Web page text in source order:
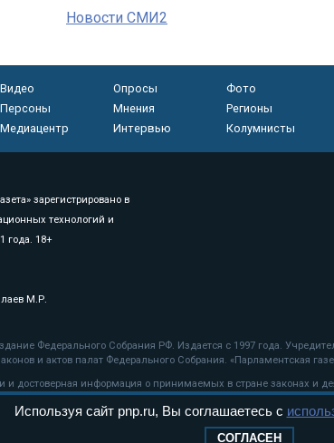
Новости СМИ2
Видео Опросы
Фото
Персоны
Мнения
Регионы
Медиацентр
Интервью Колумнисты
зарегистрировано в
технологий и
года. 18+
М.Р.
Федерального Собрания РФ. Издается с 1997 года.
и актов палат Федерального Собрания. «Парламентская
и достоверная информация о принимаемых в стране законах и
технологии
Используя сайт pnp.ru, Вы соглашаетесь с
СОГЛАСЕН